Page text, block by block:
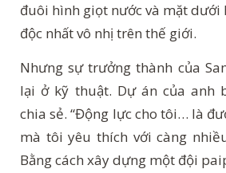
đuôi hình giọt nước và mặt dưới
độc nhất vô nhị trên thế giới.
Nhưng sự trưởng thành của
lại ở kỹ thuật. Dự án của anh
chia sẻ. “Động lực cho tôi… là
mà tôi yêu thích với càng
Bằng cách xây dựng một đội